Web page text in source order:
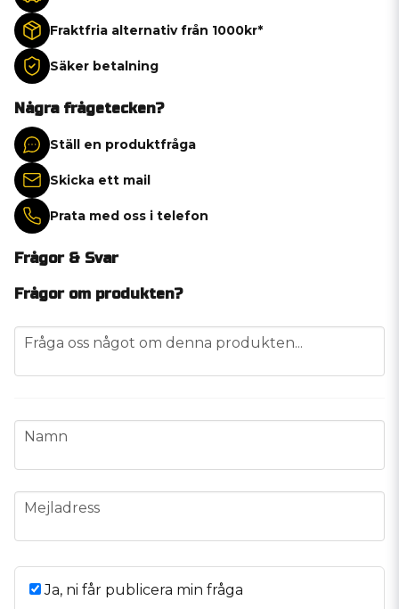
Fraktfria alternativ från 1000kr*
Säker betalning
Några frågetecken?
Ställ en produktfråga
Skicka ett mail
Prata med oss i telefon
Frågor & Svar
Frågor om produkten?
question
Fråga oss något om denna produkten...
name
Namn
email
Mejladress
Ja, ni får publicera min fråga